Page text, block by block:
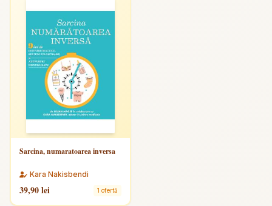
Sarcina, numaratoarea inversa
Kara Nakisbendi
39,90 lei 1 ofertă